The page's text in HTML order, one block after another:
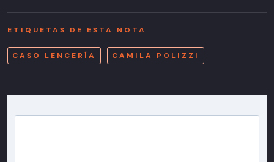
ETIQUETAS DE ESTA NOTA
CASO LENCERÍA CAMILA POLIZZI